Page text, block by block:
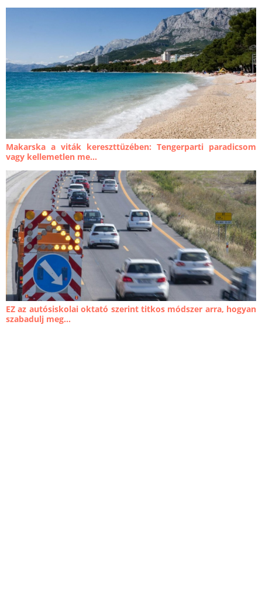
Makarska a viták kereszttüzében: Tengerparti paradicsom
vagy kellemetlen me...
EZ az autósiskolai oktató szerint titkos módszer arra, hogyan
szabadulj meg...